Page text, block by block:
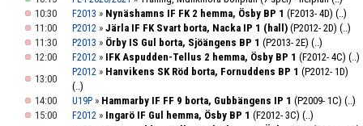
10:30
F2013 » Nynäshamns IF FK 2 hemma, Ösby BP 1 (F2013- 4D) (..)
11:00
P2012 » Järla IF FK Svart borta, Nacka IP 1 (hall) (P2012- 2D) (..)
11:30
P2013 » Örby IS Gul borta, Sjöängens BP 1 (P2013- 2E) (..)
12:00
F2012 » IFK Aspudden-Tellus 2 hemma, Ösby BP 1 (F2012- 4C) (..)
13:00
P2012 » Hanvikens SK Röd borta, Fornuddens BP 1 (P2012- 1D)
(..)
14:00
U19P » Hammarby IF FF 9 borta, Gubbängens IP 1 (P2009- 1C) (..)
15:00
F2012 » Ingarö IF Gul hemma, Ösby BP 1 (F2012- 3C) (..)